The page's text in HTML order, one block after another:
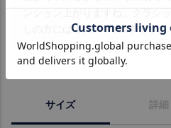
しの方にはオススメの1本です。
サイズ 詳細